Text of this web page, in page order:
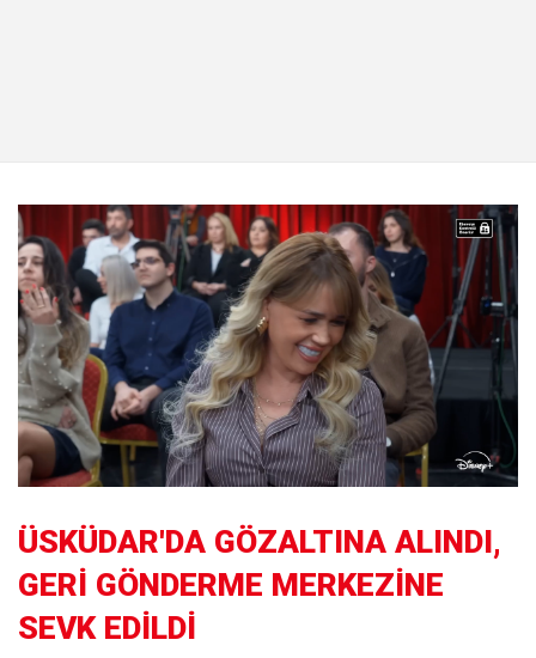
ÜSKÜDAR'DA GÖZALTINA ALINDI,
GERİ GÖNDERME MERKEZİNE
SEVK EDİLDİ